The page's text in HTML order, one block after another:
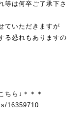
等は何卒ご了承下さ
ていただきますが
る恐れもありますの
ちら↓＊＊＊
16359710